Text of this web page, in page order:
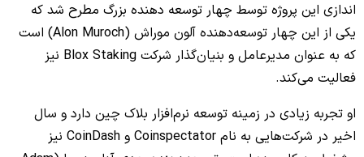
اندازی این پروژه توسط چهار توسعه دهنده بزرگ مطرح شد که
یکی از این چهار توسعه‌دهنده آلون موراش (Alon Muroch) است
که به عنوان مدیرعامل و بنیان‌گذار شرکت Blox Staking نیز
فعالیت می‌کند.
او تجربه زیادی در زمینه توسعه نرم‌افزار بلاک چین دارد و سال
اخیر در شرکت‌هایی به نام Coinspectator و CoinDash نیز